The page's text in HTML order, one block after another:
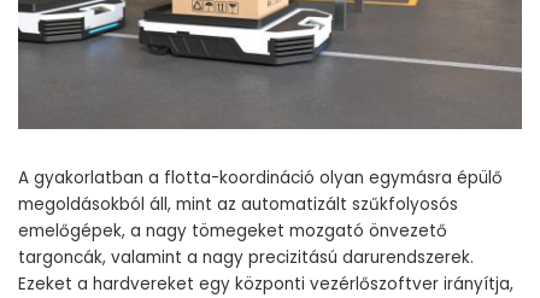
A gyakorlatban a flotta-koordináció olyan egymásra épülő
megoldásokból áll, mint az automatizált szűkfolyosós
emelőgépek, a nagy tömegeket mozgató önvezető
targoncák, valamint a nagy precizitású darurendszerek.
Ezeket a hardvereket egy központi vezérlőszoftver irányítja,